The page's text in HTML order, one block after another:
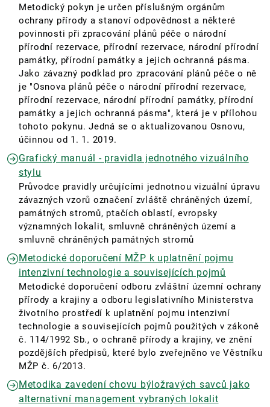
Metodický pokyn je určen příslušným orgánům
ochrany přírody a stanoví odpovědnost a některé
povinnosti při zpracování plánů péče o národní
přírodní rezervace, přírodní rezervace, národní přírodní
památky, přírodní památky a jejich ochranná pásma.
Jako závazný podklad pro zpracování plánů péče o ně
je "Osnova plánů péče o národní přírodní rezervace,
přírodní rezervace, národní přírodní památky, přírodní
památky a jejich ochranná pásma", která je v přílohou
tohoto pokynu. Jedná se o aktualizovanou Osnovu,
účinnou od 1. 1. 2019.
Grafický manuál - pravidla jednotného vizuálního
stylu
Průvodce pravidly určujícími jednotnou vizuální úpravu
závazných vzorů označení zvláště chráněných území,
památných stromů, ptačích oblastí, evropsky
významných lokalit, smluvně chráněných území a
smluvně chráněných památných stromů
Metodické doporučení MŽP k uplatnění pojmu
intenzivní technologie a souvisejících pojmů
Metodické doporučení odboru zvláštní územní ochrany
přírody a krajiny a odboru legislativního Ministerstva
životního prostředí k uplatnění pojmu intenzivní
technologie a souvisejících pojmů použitých v zákoně
č. 114/1992 Sb., o ochraně přírody a krajiny, ve znění
pozdějších předpisů, které bylo zveřejněno ve Věstníku
MŽP č. 6/2013.
Metodika zavedení chovu býložravých savců jako
alternativní management vybraných lokalit